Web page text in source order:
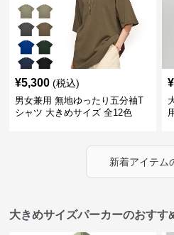
¥5,300 (税込)
男女兼用 無地ゆったり五分袖T
シャツ 大きめサイズ 全12色
¥
新着アイテム
大きめサイズパーカーのおすす